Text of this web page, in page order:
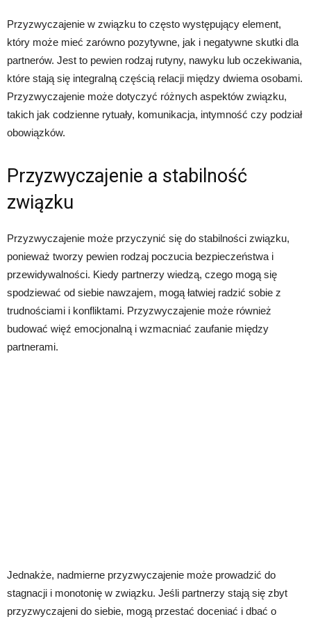
Przyzwyczajenie w związku to często występujący element,
który może mieć zarówno pozytywne, jak i negatywne skutki dla
partnerów. Jest to pewien rodzaj rutyny, nawyku lub oczekiwania,
które stają się integralną częścią relacji między dwiema osobami.
Przyzwyczajenie może dotyczyć różnych aspektów związku,
takich jak codzienne rytuały, komunikacja, intymność czy podział
obowiązków.
Przyzwyczajenie a stabilność
związku
Przyzwyczajenie może przyczynić się do stabilności związku,
ponieważ tworzy pewien rodzaj poczucia bezpieczeństwa i
przewidywalności. Kiedy partnerzy wiedzą, czego mogą się
spodziewać od siebie nawzajem, mogą łatwiej radzić sobie z
trudnościami i konfliktami. Przyzwyczajenie może również
budować więź emocjonalną i wzmacniać zaufanie między
partnerami.
Jednakże, nadmierne przyzwyczajenie może prowadzić do
stagnacji i monotonię w związku. Jeśli partnerzy stają się zbyt
przyzwyczajeni do siebie, mogą przestać doceniać i dbać o